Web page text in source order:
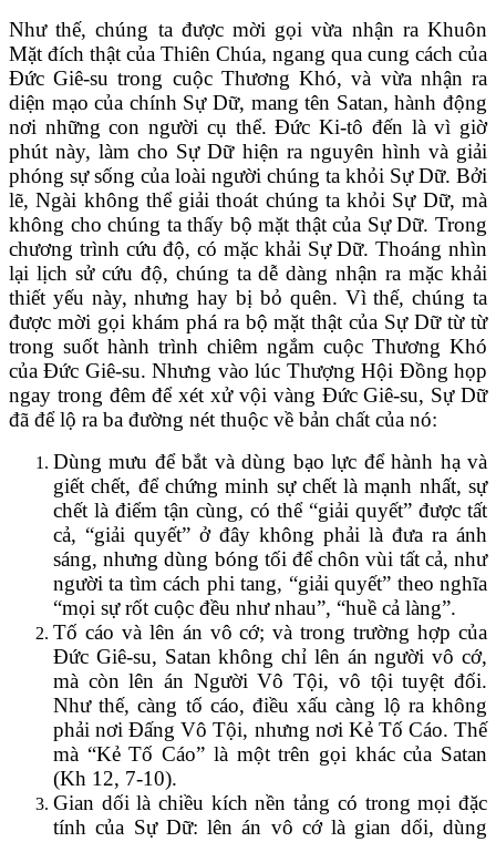
Như thế, chúng ta được mời gọi vừa nhận ra Khuôn
Mặt đích thật của Thiên Chúa, ngang qua cung cách của
Đức Giê-su trong cuộc Thương Khó, và vừa nhận ra
diện mạo của chính Sự Dữ, mang tên Satan, hành động
nơi những con người cụ thể. Đức Ki-tô đến là vì giờ
phút này, làm cho Sự Dữ hiện ra nguyên hình và giải
phóng sự sống của loài người chúng ta khỏi Sự Dữ. Bởi
lẽ, Ngài không thể giải thoát chúng ta khỏi Sự Dữ, mà
không cho chúng ta thấy bộ mặt thật của Sự Dữ. Trong
chương trình cứu độ, có mặc khải Sự Dữ. Thoáng nhìn
lại lịch sử cứu độ, chúng ta dễ dàng nhận ra mặc khải
thiết yếu này, nhưng hay bị bỏ quên. Vì thế, chúng ta
được mời gọi khám phá ra bộ mặt thật của Sự Dữ từ từ
trong suốt hành trình chiêm ngắm cuộc Thương Khó
của Đức Giê-su. Nhưng vào lúc Thượng Hội Đồng họp
ngay trong đêm để xét xử vội vàng Đức Giê-su, Sự Dữ
đã để lộ ra ba đường nét thuộc về bản chất của nó:
Dùng mưu để bắt và dùng bạo lực để hành hạ và
giết chết, để chứng minh sự chết là mạnh nhất, sự
chết là điểm tận cùng, có thể “giải quyết” được tất
cả, “giải quyết” ở đây không phải là đưa ra ánh
sáng, nhưng dùng bóng tối để chôn vùi tất cả, như
người ta tìm cách phi tang, “giải quyết” theo nghĩa
“mọi sự rốt cuộc đều như nhau”, “huề cả làng”.
Tố cáo và lên án vô cớ; và trong trường hợp của
Đức Giê-su, Satan không chỉ lên án người vô cớ,
mà còn lên án Người Vô Tội, vô tội tuyệt đối.
Như thế, càng tố cáo, điều xấu càng lộ ra không
phải nơi Đấng Vô Tội, nhưng nơi Kẻ Tố Cáo. Thế
mà “Kẻ Tố Cáo” là một trên gọi khác của Satan
(Kh 12, 7-10).
Gian dối là chiều kích nền tảng có trong mọi đặc
tính của Sự Dữ: lên án vô cớ là gian dối, dùng